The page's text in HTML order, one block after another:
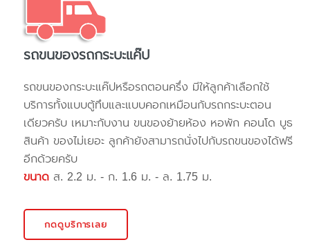
รถขนของรถกระบะแค๊ป
รถขนของกระบะแค๊ปหรือรถตอนครึ่ง มีให้ลูกค้าเลือกใช้
บริการทั้งแบบตู้ทึบและแบบคอกเหมือนกับรถกระบะตอน
เดียวครับ เหมาะกับงาน ขนของย้ายห้อง หอพัก คอนโด บูธ
สินค้า ของไม่เยอะ ลูกค้ายังสามารถนั่งไปกับรถขนของได้ฟรี
อีกด้วยครับ
ขนาด ส. 2.2 ม. - ก. 1.6 ม. - ล. 1.75 ม.
กดดูบริการเลย